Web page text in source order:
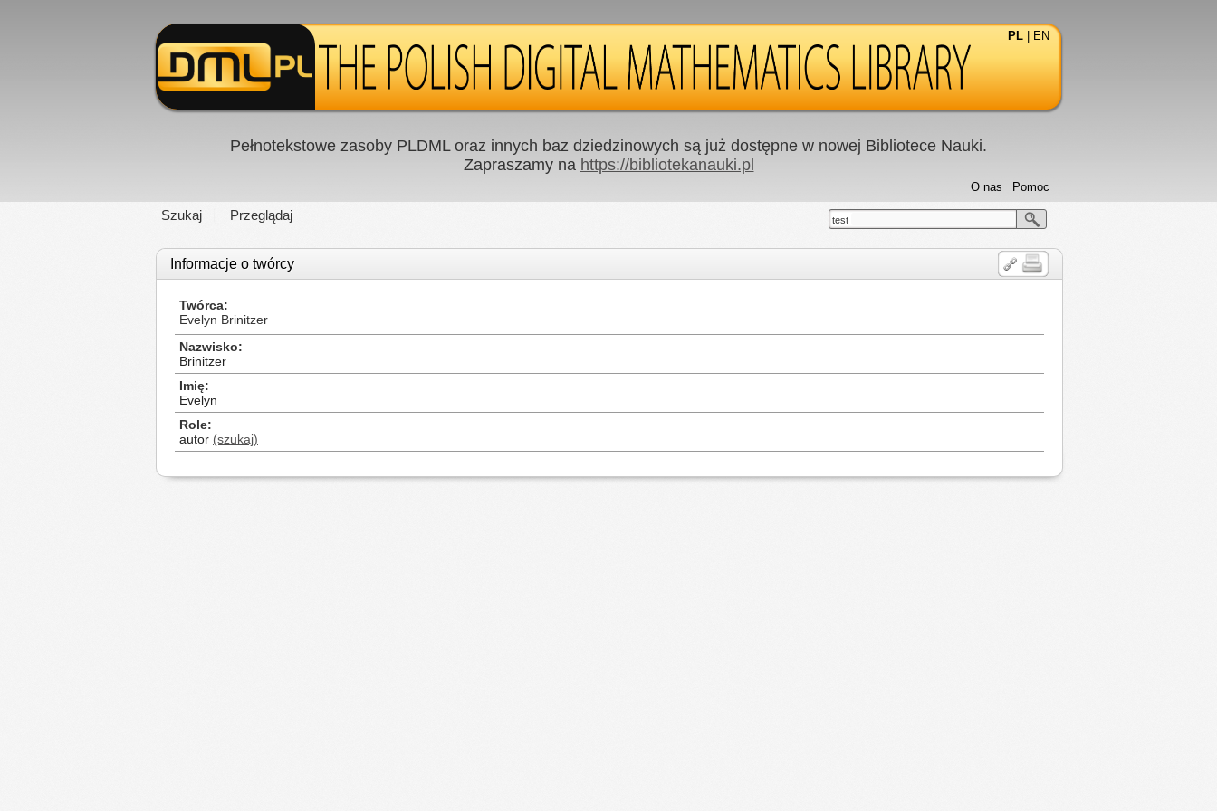
PL EN
Pełnotekstowe zasoby PLDML oraz innych baz dziedzinowych są już dostępne w nowej Bibliotece Nauki.
Zapraszamy na https://bibliotekanauki.pl
Szukaj Przeglądaj
Pomoc
O nas
test
Informacje o twórcy
Twórca
Evelyn Brinitzer
Nazwisko
Brinitzer
Imię
Evelyn
Role
autor (szukaj)